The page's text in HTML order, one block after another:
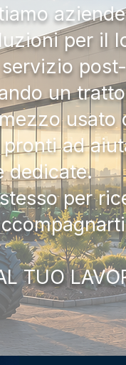
per il
un
ad
dedicate.
per
TUO